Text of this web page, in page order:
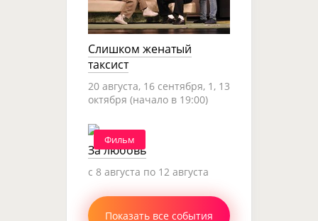
Слишком женатый
таксист
20 августа, 16 сентября, 1, 13
октября (начало в 19:00)
Фильм
За любовь
c 8 августа по 12 августа
Показать все события